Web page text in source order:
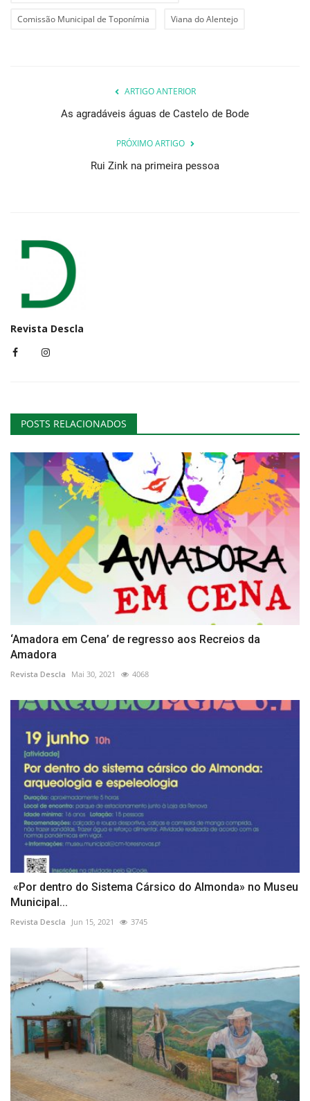
Comissão Municipal de Toponímia Viana do Alentejo
ARTIGO ANTERIOR
As agradáveis águas de Castelo de Bode
PRÓXIMO ARTIGO
Rui Zink na primeira pessoa
Revista Descla
POSTS RELACIONADOS
‘Amadora em Cena’ de regresso aos Recreios da
Amadora
Revista Descla Mai 30, 2021 4068
«Por dentro do Sistema Cársico do Almonda» no Museu
Municipal...
Revista Descla Jun 15, 2021 3745